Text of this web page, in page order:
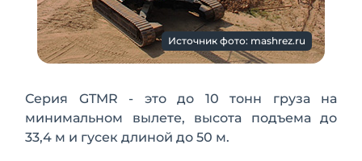
Источник фото: mashrez.ru
Серия GTMR - это до 10 тонн груза на
минимальном вылете, высота подъема до
33,4 м и гусек длиной до 50 м.